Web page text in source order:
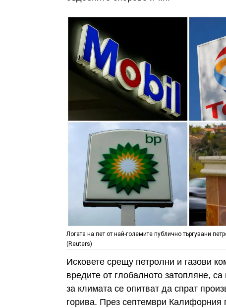
Логата на пет от най-големите публично търгувани
(Reuters)
Исковете срещу петролни и газови
вредите от глобалното затопляне,
за климата се опитват да спрат
горива. През септември